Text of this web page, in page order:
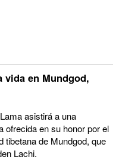
vida en Mundgod,
asistirá a una
ofrecida en su honor por el
tibetana de Mundgod, que
Lachi.